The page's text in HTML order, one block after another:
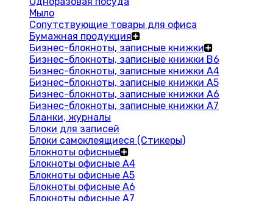
Мыло
Сопутствующие товары для офиса
Бумажная продукция
Бизнес-блокноты, записные книжки
Бизнес-блокноты, записные книжки В6
Бизнес-блокноты, записные книжки A4
Бизнес-блокноты, записные книжки А5
Бизнес-блокноты, записные книжки А6
Бизнес-блокноты, записные книжки А7
Бланки, журналы
Блоки для записей
Блоки самоклеящиеся (Стикеры)
Блокноты офисные
Блокноты офисные A4
Блокноты офисные A5
Блокноты офисные A6
Блокноты офисные A7